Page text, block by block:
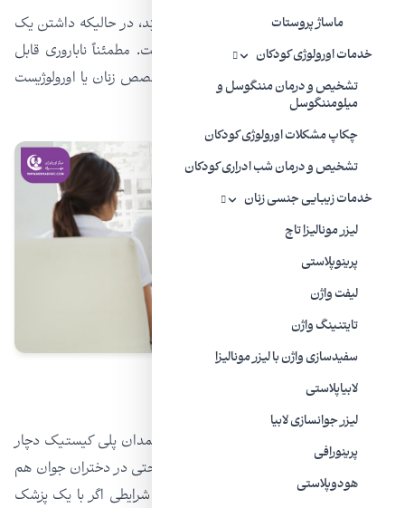
ماساژ پروستات
خدمات اورولوژی کودکان
تشخیص و درمان مننگوسل و
میلومننگوسل
چکاپ مشکلات اورولوژی کودکان
تشخیص و درمان شب ادراری کودکان
خدمات زیبایی جنسی زنان
لیزر مونالیزا تاچ
پرینوپلاستی
لیفت واژن
تایتنینگ واژن
سفیدسازی واژن با لیزر مونالیزا
لابیاپلاستی
ليزر جوانسازی لابیا
پرینورافی
هودوپلاستی
این روزها خانم‌ها اغلب از ناباروری رنج می‌برند، در حالیکه داشتن یک
خانواده شاد با فرزندان شاد آرزوی همه است. مطمئناً ناباروری قابل
درمان است و در این مورد می‌توانید از متخصص زنان یا اورولوژیست
کمک بگیرید.
سندرم تخمدان پُلی‌کیستیک
غیر از اینکه، خانم‌های متاهل از سندرم تخمدان پلی کیستیک دچار
افسردگی شدید و رنج می‌شوند، این مشکل حتی در دختران جوان هم
به سرعت در حال گسترش است. در چنین شرایطی اگر با یک پزشک